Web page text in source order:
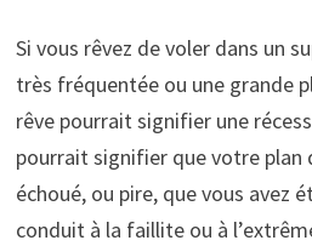
Si vous rêvez de voler dans un
très fréquentée ou une grande
rêve pourrait signifier une
pourrait signifier que votre plan
échoué, ou pire, que vous avez
conduit à la faillite ou à